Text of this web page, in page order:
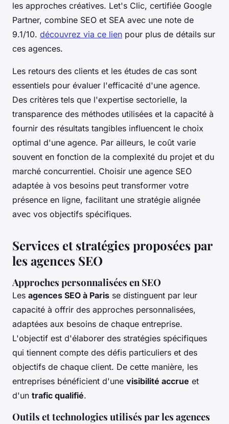
les approches créatives. Let's Clic, certifiée Google
Partner, combine SEO et SEA avec une note de
9.1/10. découvrez via ce lien pour plus de détails sur
ces agences.
Les retours des clients et les études de cas sont
essentiels pour évaluer l'efficacité d'une agence.
Des critères tels que l'expertise sectorielle, la
transparence des méthodes utilisées et la capacité à
fournir des résultats tangibles influencent le choix
optimal d'une agence. Par ailleurs, le coût varie
souvent en fonction de la complexité du projet et du
marché concurrentiel. Choisir une agence SEO
adaptée à vos besoins peut transformer votre
présence en ligne, facilitant une stratégie alignée
avec vos objectifs spécifiques.
Services et stratégies proposées par
les agences SEO
Approches personnalisées en SEO
Les agences SEO à Paris se distinguent par leur
capacité à offrir des approches personnalisées,
adaptées aux besoins de chaque entreprise.
L'objectif est d'élaborer des stratégies spécifiques
qui tiennent compte des défis particuliers et des
objectifs de chaque client. De cette manière, les
entreprises bénéficient d'une visibilité accrue et
d'un trafic qualifié.
Outils et technologies utilisés par les agences